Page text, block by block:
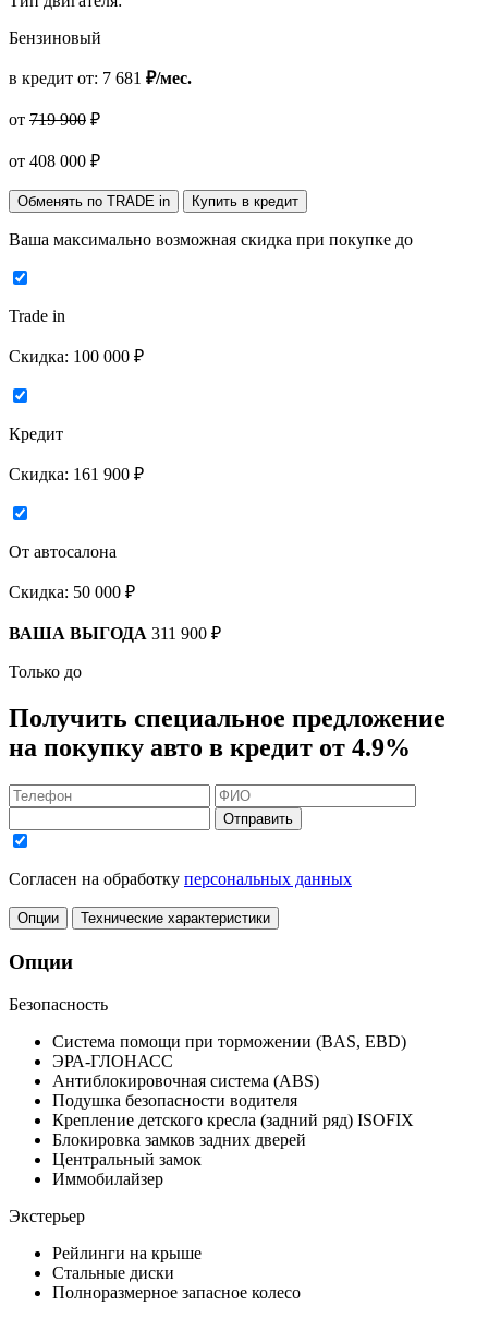
Бензиновый
в кредит от: 7 681 ₽/мес.
от 719 900 ₽
от 408 000 ₽
Обменять по TRADE in Купить в кредит
Ваша максимально возможная скидка при покупке до
Trade in
Скидка: 100 000 ₽
Кредит
Скидка: 161 900 ₽
От автосалона
Скидка: 50 000 ₽
ВАША ВЫГОДА 311 900 ₽
Только до
Получить специальное предложение
на покупку авто в кредит от 4.9%
Отправить
Согласен на обработку персональных данных
Опции Технические характеристики
Опции
Безопасность
Система помощи при торможении (BAS, EBD)
ЭРА-ГЛОНАСС
Антиблокировочная система (ABS)
Подушка безопасности водителя
Крепление детского кресла (задний ряд) ISOFIX
Блокировка замков задних дверей
Центральный замок
Иммобилайзер
Экстерьер
Рейлинги на крыше
Стальные диски
Полноразмерное запасное колесо